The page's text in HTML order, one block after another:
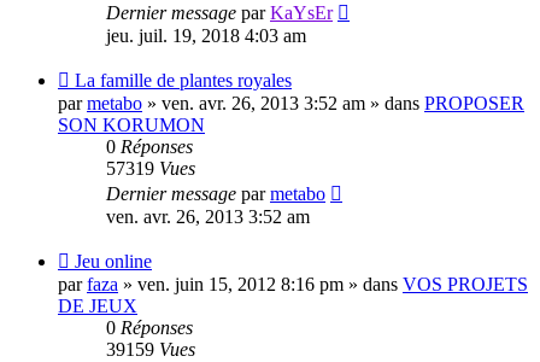
Dernier message parKaYsEr
jeu. juil. 19, 2018 4:03 am
Nouveau
message
La famille de plantes royales
parmetabo » ven. avr. 26, 2013 3:52 am » dans PROPOSER
SON KORUMON
0 Réponses
57319 Vues
Dernier message parmetabo
ven. avr. 26, 2013 3:52 am
Nouveau
message
Jeu online
parfaza » ven. juin 15, 2012 8:16 pm » dans VOS PROJETS
DE JEUX
0 Réponses
39159 Vues